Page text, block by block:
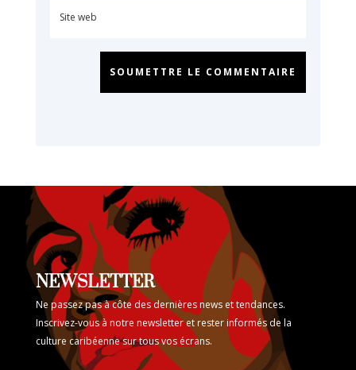
SOUMETTRE LE COMMENTAIRE
NEWSLETTER
Ne passez pas à côte des dernières news et tendances.
Inscrivez-vous à notre newsletter et rester informés de la
culture caribéenne sur tous vos écrans.